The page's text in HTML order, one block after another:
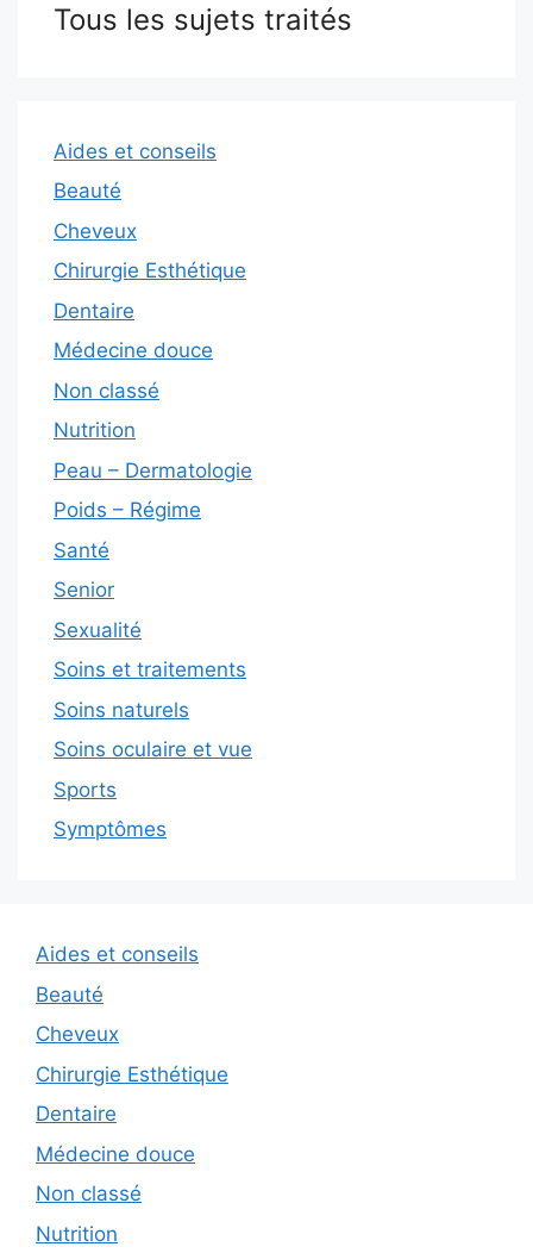
Tous les sujets traités
Aides et conseils
Beauté
Cheveux
Chirurgie Esthétique
Dentaire
Médecine douce
Non classé
Nutrition
Peau – Dermatologie
Poids – Régime
Santé
Senior
Sexualité
Soins et traitements
Soins naturels
Soins oculaire et vue
Sports
Symptômes
Aides et conseils
Beauté
Cheveux
Chirurgie Esthétique
Dentaire
Médecine douce
Non classé
Nutrition